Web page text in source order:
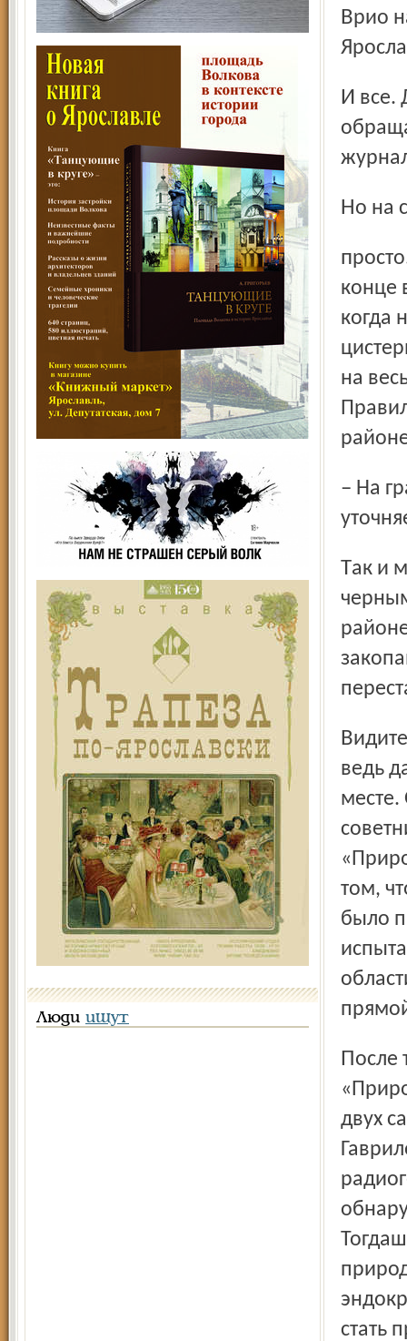
Люди ищут
Врио начальника главного управления по делам ГОЧС
И все. Дескать, «в Багдаде все спокойно». Не стоит, мол,
Но
просто. Давайте-ка вместе вспомним о случившейся в
конце
когда
на
– На границе нашего района с Ивановской областью, –
Так и мы о том же: в публикации «Тайна горы Шухи»
Видите, как слухи перемежаются с действительностью. Но
ведь
том,
было
После тех «слухов», распространенных журналом
двух
стать